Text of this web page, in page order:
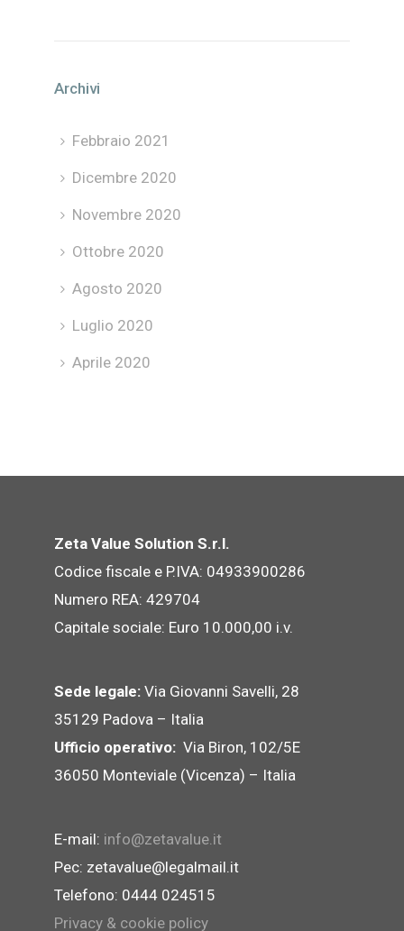
Archivi
Febbraio 2021
Dicembre 2020
Novembre 2020
Ottobre 2020
Agosto 2020
Luglio 2020
Aprile 2020
Zeta Value Solution S.r.l.
Codice fiscale e P.IVA: 04933900286
Numero REA: 429704
Capitale sociale: Euro 10.000,00 i.v.
Sede legale:Via Giovanni Savelli, 28
35129 Padova – Italia
Ufficio operativo: Via Biron, 102/5E
36050 Monteviale (Vicenza) – Italia
E-mail: info@zetavalue.it
Pec: zetavalue@legalmail.it
Telefono: 0444 024515
Privacy & cookie policy